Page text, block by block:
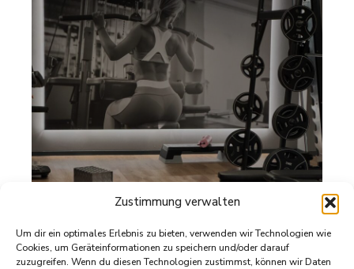
Zustimmung verwalten
Um dir ein optimales Erlebnis zu bieten, verwenden wir Technologien wie
Cookies, um Geräteinformationen zu speichern und/oder darauf
zuzugreifen. Wenn du diesen Technologien zustimmst, können wir Daten